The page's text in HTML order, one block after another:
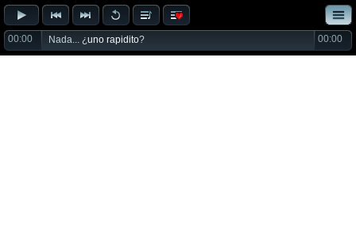
00:00 Nada... ¿uno rapidito? 00:00